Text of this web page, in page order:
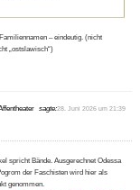
– eindeutig. (nicht
„ostslawisch“)
sagte:28. Juni 2026 um 21:39
spricht Bände. Ausgerechnet Odessa
der Faschisten wird hier als
genommen.